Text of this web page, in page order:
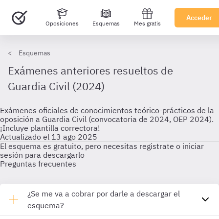
Oposiciones Esquemas Mes gratis
Acceder
Esquemas
Exámenes anteriores resueltos de
Guardia Civil (2024)
Exámenes oficiales de conocimientos teórico-prácticos de la
oposición a Guardia Civil (convocatoria de 2024, OEP 2024).
¡Incluye plantilla correctora!
Actualizado el 13 ago 2025
El esquema es gratuito, pero necesitas registrate o iniciar
sesión para descargarlo
Preguntas frecuentes
¿Se me va a cobrar por darle a descargar el
esquema?